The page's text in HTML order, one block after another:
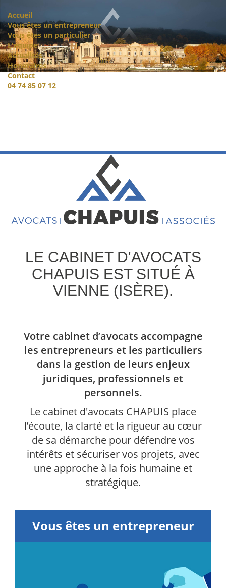
Accueil
Vous êtes un entrepreneur
Vous êtes un particulier
L'équipe
Actualités
Honoraires
Contact
04 74 85 07 12
LE CABINET D'AVOCATS
CHAPUIS EST SITUÉ À
VIENNE (ISÈRE).
Votre cabinet d’avocats accompagne
les entrepreneurs et les particuliers
dans la gestion de leurs enjeux
juridiques, professionnels et
personnels.
Le cabinet d'avocats CHAPUIS place
l’écoute, la clarté et la rigueur au cœur
de sa démarche pour défendre vos
intérêts et sécuriser vos projets, avec
une approche à la fois humaine et
stratégique.
Vous êtes un entrepreneur